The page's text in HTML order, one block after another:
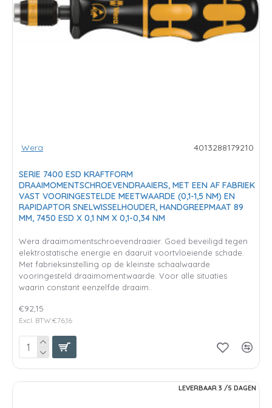
Wera 4013288179210
SERIE 7400 ESD KRAFTFORM
DRAAIMOMENTSCHROEVENDRAAIERS, MET EEN AF FABRIEK
VAST VOORINGESTELDE MEETWAARDE (0,1-1,5 NM) EN
RAPIDAPTOR SNELWISSELHOUDER, HANDGREEPMAAT 89
MM, 7450 ESD X 0,1 NM X 0,1-0,34 NM
Wera draaimomentschroevendraaier. Goed beveiligd tegen
elektrostatische energie en daaruit voortvloeiende schade.
Met fabrieksinstelling op de kleinste schaalwaarde
vooringesteld draaimomentwaarde. Voor alle situaties
waarin constant eenzelfde draaim..
€92,15
Excl. BTW:€76,16
LEVERBAAR 3 /5 DAGEN